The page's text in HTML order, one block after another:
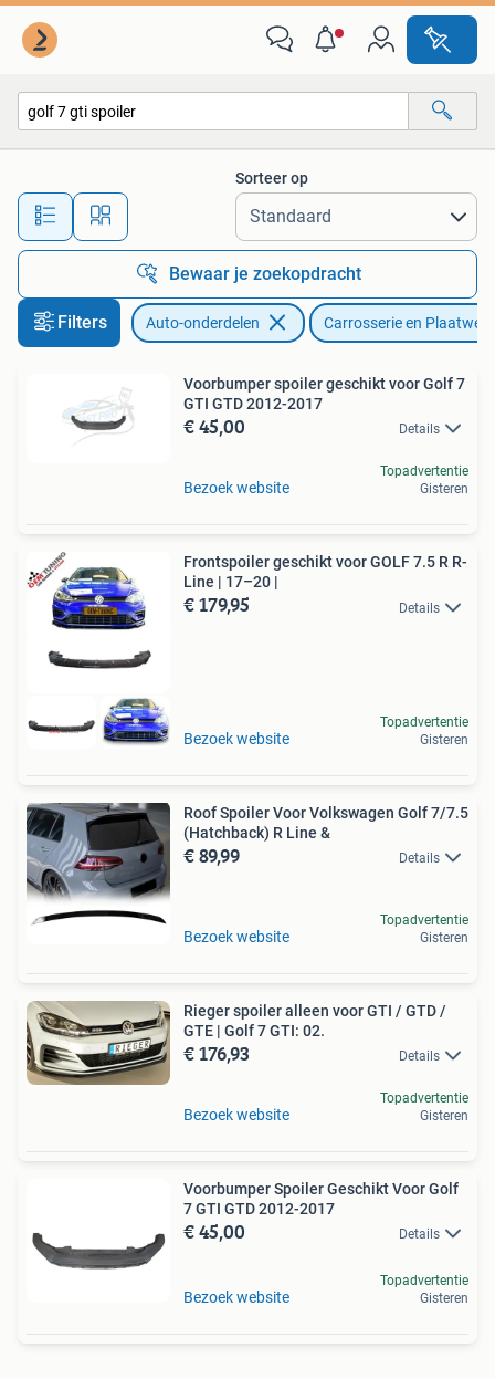
Alle afstanden…
Sorteer op
Bewaar je zoekopdracht
Filters Auto-onderdelen Carrosserie en Plaatwerk
Voorbumper spoiler geschikt voor Golf 7
GTI GTD 2012-2017
€ 45,00 Details
Bezoek website
Topadvertentie
Gisteren
Frontspoiler geschikt voor GOLF 7.5 R R-
Line | 17–20 |
€ 179,95 Details
Bezoek website
Topadvertentie
Gisteren
Roof Spoiler Voor Volkswagen Golf 7/7.5
(Hatchback) R Line &
€ 89,99 Details
Bezoek website
Topadvertentie
Gisteren
Rieger spoiler alleen voor GTI / GTD /
GTE | Golf 7 GTI: 02.
€ 176,93 Details
Bezoek website
Topadvertentie
Gisteren
Voorbumper Spoiler Geschikt Voor Golf
7 GTI GTD 2012-2017
€ 45,00 Details
Bezoek website
Topadvertentie
Gisteren